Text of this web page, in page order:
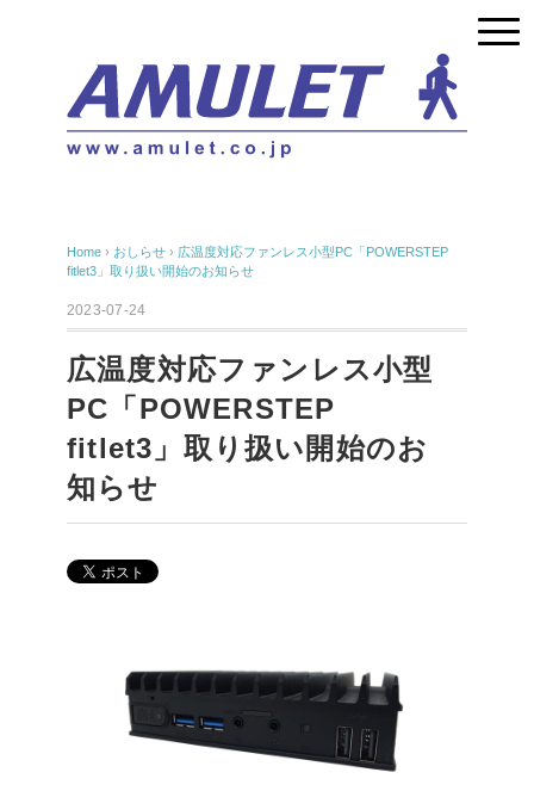
Home › おしらせ › 広温度対応ファンレス小型PC「POWERSTEP
fitlet3」取り扱い開始のお知らせ
2023-07-24
広温度対応ファンレス小型
PC「POWERSTEP
fitlet3」取り扱い開始のお
知らせ